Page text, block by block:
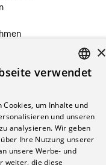
FRENCH
×
verwendet
Cookies, um Inhalte und
und unseren
analysieren. Wir geben
Ihre Nutzung unserer
unsere Werbe- und
weiter, die diese